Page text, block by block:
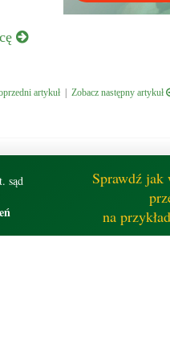
artykuł| Zobacz następny artykuł
sąd
Sprawdź jak
na